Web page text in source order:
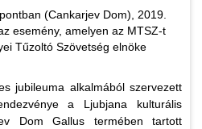
(Cankarjev Dom), 2019.
esemény, amelyen az MTSZ-t
Tűzoltó Szövetség elnöke
jubileuma alkalmából szervezett
a Ljubjana kulturális
Dom Gallus termében tartott